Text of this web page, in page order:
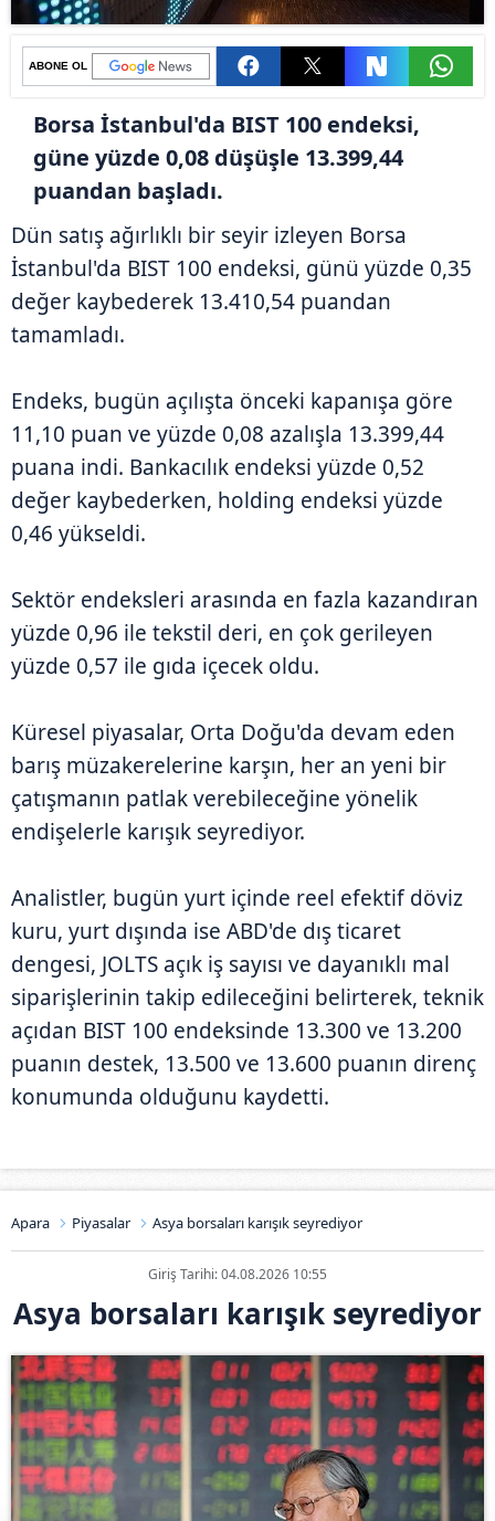
ABONE OL
Borsa İstanbul'da BIST 100 endeksi,
güne yüzde 0,08 düşüşle 13.399,44
puandan başladı.
Dün satış ağırlıklı bir seyir izleyen Borsa
İstanbul'da BIST 100 endeksi, günü yüzde 0,35
değer kaybederek 13.410,54 puandan
tamamladı.
Endeks, bugün açılışta önceki kapanışa göre
11,10 puan ve yüzde 0,08 azalışla 13.399,44
puana indi. Bankacılık endeksi yüzde 0,52
değer kaybederken, holding endeksi yüzde
0,46 yükseldi.
Sektör endeksleri arasında en fazla kazandıran
yüzde 0,96 ile tekstil deri, en çok gerileyen
yüzde 0,57 ile gıda içecek oldu.
Küresel piyasalar, Orta Doğu'da devam eden
barış müzakerelerine karşın, her an yeni bir
çatışmanın patlak verebileceğine yönelik
endişelerle karışık seyrediyor.
Analistler, bugün yurt içinde reel efektif döviz
kuru, yurt dışında ise ABD'de dış ticaret
dengesi, JOLTS açık iş sayısı ve dayanıklı mal
siparişlerinin takip edileceğini belirterek, teknik
açıdan BIST 100 endeksinde 13.300 ve 13.200
puanın destek, 13.500 ve 13.600 puanın direnç
konumunda olduğunu kaydetti.
Apara Piyasalar Asya borsaları karışık seyrediyor
Giriş Tarihi: 04.08.2026 10:55
Asya borsaları karışık seyrediyor